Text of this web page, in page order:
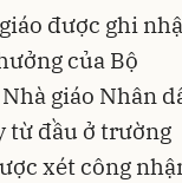
được ghi
của Bộ
giáo Nhân
từ đầu ở trường
xét công